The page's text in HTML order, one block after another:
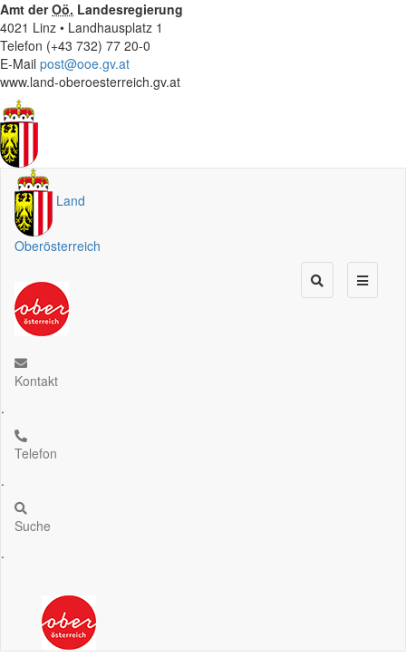
Amt derOö. Landesregierung
4021 Linz • Landhausplatz 1
Telefon (+43 732) 77 20-0
E-Mail post@ooe.gv.at
www.land-oberoesterreich.gv.at
Land
Oberösterreich
Kontakt
.
Telefon
.
Suche
.